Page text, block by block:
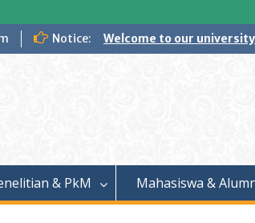
Notice: Welcome to our
& PkM Mahasiswa &